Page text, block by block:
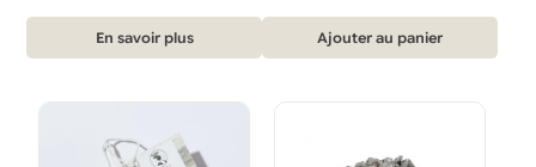
En savoir plus Ajouter au panier